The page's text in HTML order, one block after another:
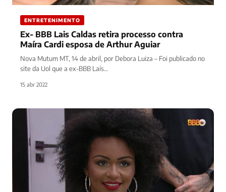
ENTRETENIMENTO
Ex- BBB Lais Caldas retira processo contra
Maíra Cardi esposa de Arthur Aguiar
Nova Mutum MT, 14 de abril, por Debora Luiza – Foi publicado no
site da Uol que a ex-BBB Laís…
15 abr 2022